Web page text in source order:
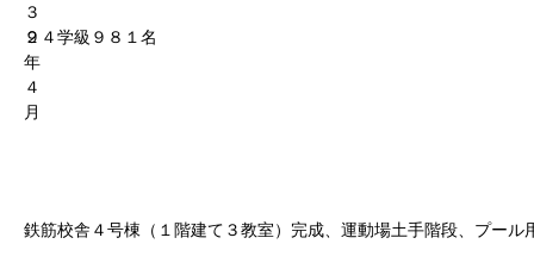
３
９
年
４
月
２４学級９８１名
鉄筋校舎４号棟（１階建て３教室）完成、運動場土手階段、プール